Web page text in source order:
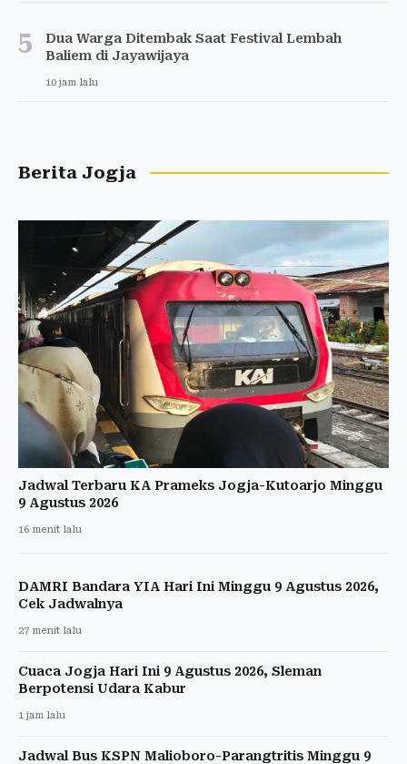
5
Dua Warga Ditembak Saat Festival Lembah
Baliem di Jayawijaya
10 jam lalu
Berita Jogja
Jadwal Terbaru KA Prameks Jogja-Kutoarjo Minggu
9 Agustus 2026
16 menit lalu
DAMRI Bandara YIA Hari Ini Minggu 9 Agustus 2026,
Cek Jadwalnya
27 menit lalu
Cuaca Jogja Hari Ini 9 Agustus 2026, Sleman
Berpotensi Udara Kabur
1 jam lalu
Jadwal Bus KSPN Malioboro-Parangtritis Minggu 9